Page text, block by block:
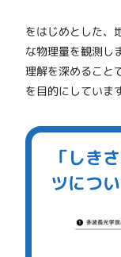
をはじめとした、
な物理量を観測し
理解を深めること
を目的にしていま
「しき
ツにつ